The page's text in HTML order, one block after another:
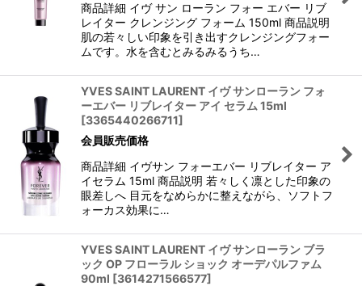
商品詳細 イヴ サン ローラン フォー エバー リブ
レイター クレンジング フォーム 150ml 商品説明
肌の若々しい印象を引き出すクレンジングフォー
ムです。水を含むとみるみるうち…
YVES SAINT LAURENT イヴ サンローラン フォ
ーエバー リブレイター アイ セラム 15ml
[3365440266711]
会員販売価格
商品詳細 イヴサン フォーエバー リブレイター ア
イセラム 15ml 商品説明 若々しく凛とした印象の
眼差しへ 目元をなめらかに整えながら、ソフトフ
ォーカス効果に…
YVES SAINT LAURENT イヴ サンローラン ブラ
ック OP フローラル ショック オーデパルファム
90ml [3614271566577]